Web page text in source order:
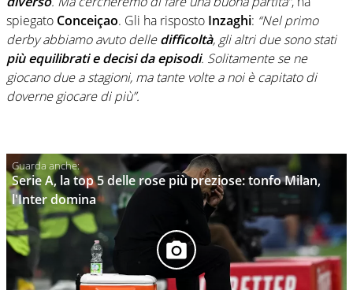
spiegato Conceiçao. Gli ha risposto Inzaghi: “Nel primo
derby abbiamo avuto delledifficoltà, gli altri due sono stati
più equilibrati e decisi da episodi. Solitamente se ne
giocano due a stagioni, ma tante volte a noi è capitato di
doverne giocare di più”.
Serie A, la top 5 delle rose più preziose: tonfo Milan,
l'Inter domina